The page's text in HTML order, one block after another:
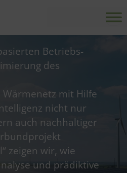
Betriebs­
des
Wärmenetz mit Hilfe
nicht nur
auch nachhaltiger
zeigen wir, wie
und prädiktive